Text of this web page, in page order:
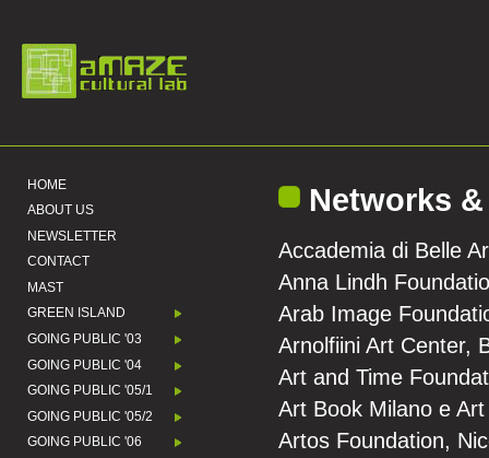
HOME
ABOUT US
NEWSLETTER
CONTACT
MAST
GREEN ISLAND
GOING PUBLIC '03
GOING PUBLIC '04
GOING PUBLIC '05/1
GOING PUBLIC '05/2
GOING PUBLIC '06
Networks
Accademia di Belle
Anna Lindh
Arab Image
Arnolfiini Art Center,
Art and Time
Art Book Milano e
Artos Foundation,